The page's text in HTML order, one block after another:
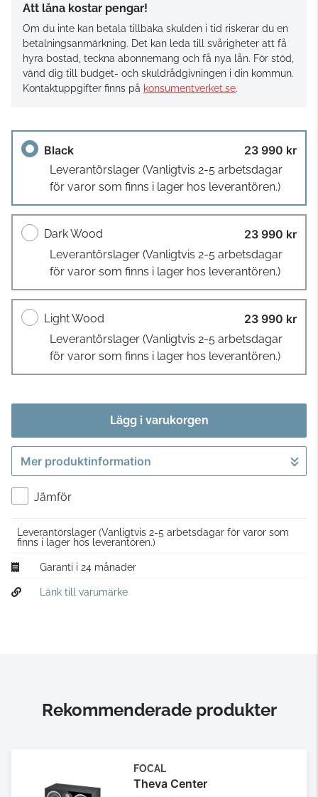
Att låna kostar pengar!
Om du inte kan betala tillbaka skulden i tid riskerar du en
betalningsanmärkning. Det kan leda till svårigheter att få
hyra bostad, teckna abonnemang och få nya lån. För stöd,
vänd dig till budget- och skuldrådgivningen i din kommun.
Kontaktuppgifter finns på konsumentverket.se.
Black 23 990 kr
Leverantörslager (Vanligtvis 2-5 arbetsdagar
för varor som finns i lager hos leverantören.)
Dark Wood 23 990 kr
Leverantörslager (Vanligtvis 2-5 arbetsdagar
för varor som finns i lager hos leverantören.)
Light Wood 23 990 kr
Leverantörslager (Vanligtvis 2-5 arbetsdagar
för varor som finns i lager hos leverantören.)
Lägg i varukorgen
Gå till kassan
Mer produktinformation
Jämför
Leverantörslager (Vanligtvis 2-5 arbetsdagar för varor som
finns i lager hos leverantören.)
Garanti i 24 månader
Länk till varumärke
Rekommenderade produkter
FOCAL
Theva Center